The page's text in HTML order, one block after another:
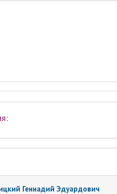
Геннадий Эдуардович